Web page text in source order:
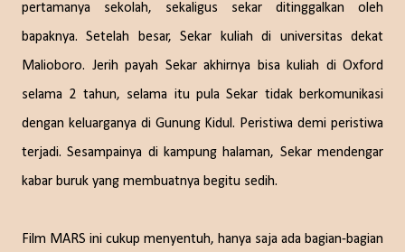
pertamanya sekolah, sekaligus sekar ditinggalkan oleh
bapaknya. Setelah besar, Sekar kuliah di universitas dekat
Malioboro. Jerih payah Sekar akhirnya bisa kuliah di Oxford
selama 2 tahun, selama itu pula Sekar tidak berkomunikasi
dengan keluarganya di Gunung Kidul. Peristiwa demi peristiwa
terjadi. Sesampainya di kampung halaman, Sekar mendengar
kabar buruk yang membuatnya begitu sedih.
Film MARS ini cukup menyentuh, hanya saja ada bagian-bagian